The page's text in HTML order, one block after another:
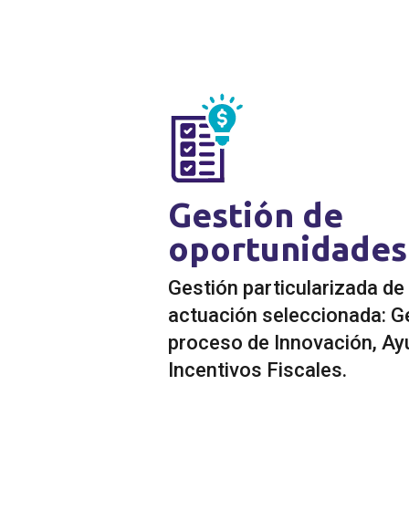
Gestión de
oportunidades
Gestión particularizada de
actuación seleccionada:
proceso de Innovación,
Incentivos Fiscales.